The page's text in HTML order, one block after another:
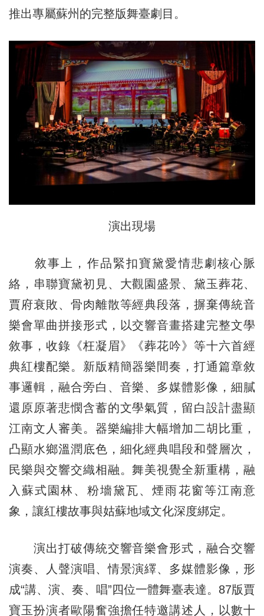
推出專屬蘇州的完整版舞臺劇目。
演出現場
敘事上，作品緊扣寶黛愛情悲劇核心脈
絡，串聯寶黛初見、大觀園盛景、黛玉葬花、
賈府衰敗、骨肉離散等經典段落，摒棄傳統音
樂會單曲拼接形式，以交響音畫搭建完整文學
敘事，收錄《枉凝眉》《葬花吟》等十六首經
典紅樓配樂。新版精簡器樂間奏，打通篇章敘
事邏輯，融合旁白、音樂、多媒體影像，細膩
還原原著悲憫含蓄的文學氣質，留白設計盡顯
江南文人審美。器樂編排大幅增加二胡比重，
凸顯水鄉溫潤底色，細化經典唱段和聲層次，
民樂與交響交織相融。舞美視覺全新重構，融
入蘇式園林、粉墻黛瓦、煙雨花窗等江南意
象，讓紅樓故事與姑蘇地域文化深度綁定。
演出打破傳統交響音樂會形式，融合交響
演奏、人聲演唱、情景演繹、多媒體影像，形
成“講、演、奏、唱”四位一體舞臺表達。87版賈
寶玉扮演者歐陽奮強擔任特邀講述人，以數十